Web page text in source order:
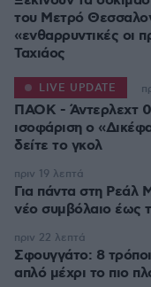
του Μετρό
«ενθαρρυντικές οι
Ταχιάος
ΠΑΟΚ - Άντερλεχτ
ισοφάριση ο
LIVE UPDATE
Για πάντα στη Ρεάλ
νέο συμβόλαιο έως
πριν 19 λεπτά
Σφουγγάτο: 8
απλό μέχρι το πιο
πριν 22 λεπτά